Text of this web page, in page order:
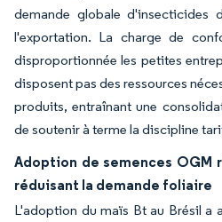
demande globale d'insecticides
l'exportation. La charge de
disproportionnée les petites
disposent pas des ressources
produits, entraînant une
de soutenir à terme la discipline
Adoption de semences OGM
réduisant la demande foliaire
L'adoption du maïs Bt au Brésil a